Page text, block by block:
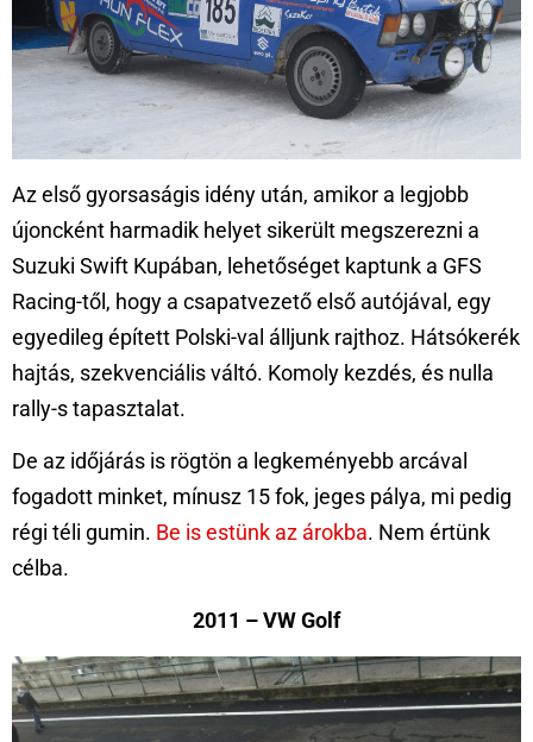
Az első gyorsaságis idény után, amikor a legjobb
újoncként harmadik helyet sikerült megszerezni a
Suzuki Swift Kupában, lehetőséget kaptunk a GFS
Racing-től, hogy a csapatvezető első autójával, egy
egyedileg épített Polski-val álljunk rajthoz. Hátsókerék
hajtás, szekvenciális váltó. Komoly kezdés, és nulla
rally-s tapasztalat.
De az időjárás is rögtön a legkeményebb arcával
fogadott minket, mínusz 15 fok, jeges pálya, mi pedig
régi téli gumin. Be is estünk az árokba. Nem értünk
célba.
2011 – VW Golf